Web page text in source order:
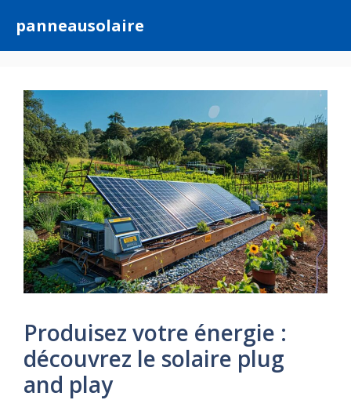
contenu
panneausolaire
Produisez votre énergie :
découvrez le solaire plug
and play